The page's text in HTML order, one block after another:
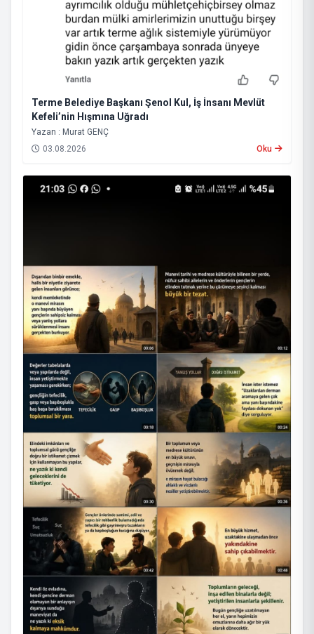
Terme Belediye Başkanı Şenol Kul, İş İnsanı Mevlüt
Kefeli’nin Hışmına Uğradı
Yazan : Murat GENÇ
03.08.2026
Oku